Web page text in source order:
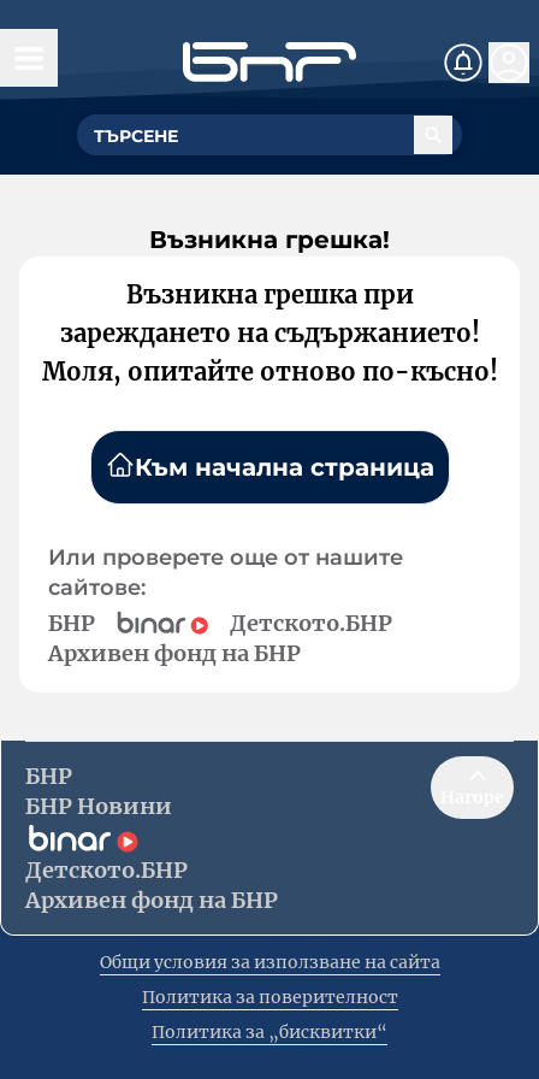
Възникна грешка!
Възникна грешка при
зареждането на съдържанието!
Моля, опитайте отново по-късно!
Към начална страница
Или проверете още от нашите
сайтове:
БНР
Детското.БНР
Архивен фонд на БНР
БНР
БНР Новини
Детското.БНР
Архивен фонд на БНР
Общи условия за използване на сайта
Политика за поверителност
Политика за „бисквитки“